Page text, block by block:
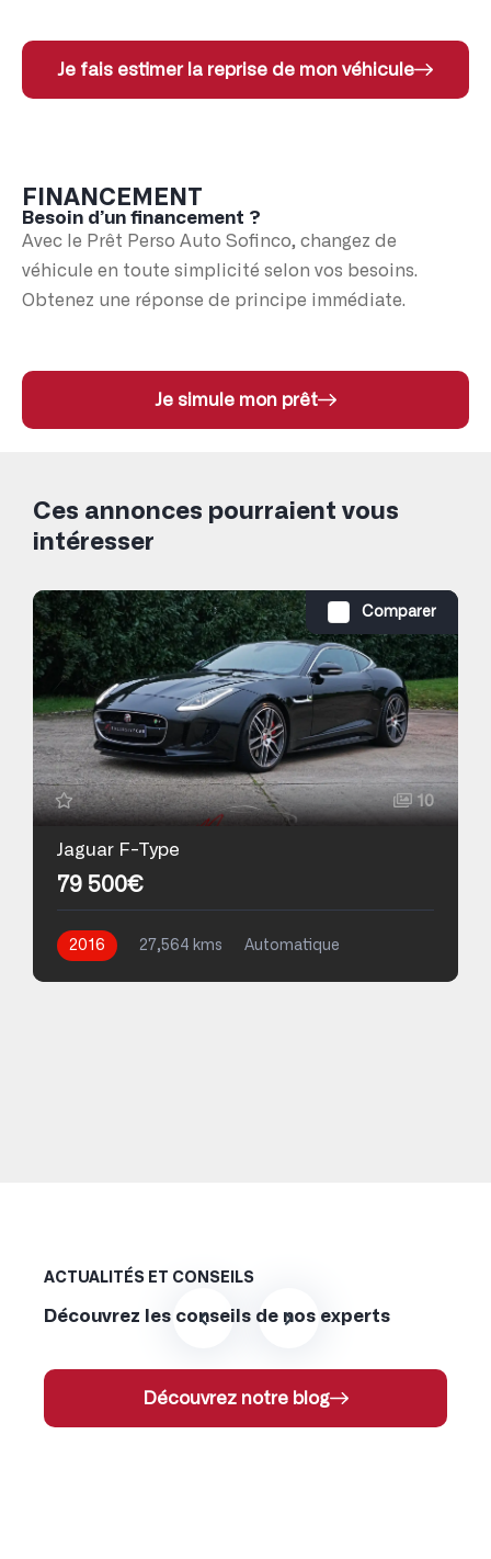
Je fais estimer la reprise de mon véhicule
FINANCEMENT
Besoin d’un financement ?
Avec le Prêt Perso Auto Sofinco, changez de
véhicule en toute simplicité selon vos besoins.
Obtenez une réponse de principe immédiate.
Je simule mon prêt
Ces annonces pourraient vous
intéresser
Comparer
10
Jaguar F-Type
79 500€
2016 27,564 kms
Automatique
ACTUALITÉS ET CONSEILS
Découvrez les conseils de nos experts
Découvrez notre blog